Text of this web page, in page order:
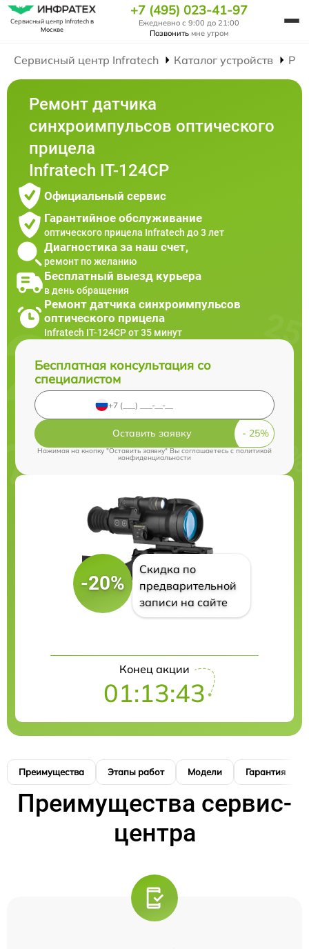
Сервисный центр Infratechв
Москве
+7 (495) 023-41-97
Ежедневно с 9:00 до 21:00
Позвонить мне утром
Сервисный центр Infratech Каталог устройств
Ремонт датчика
синхроимпульсов оптического
прицела
Infratech IT-124CP
Официальный сервис
Гарантийное обслуживание
оптического прицела Infratech до 3 лет
Диагностика за наш счет,
ремонт по желанию
Бесплатный выезд курьера
в день обращения
Ремонт датчика синхроимпульсов
оптического прицела
Infratech IT-124CP от 35 минут
Бесплатная консультация со
специалистом
Оставить заявку
Нажимая на кнопку "Оставить заявку" Вы соглашаетесь cполитикой
конфиденциальности
-20%
Скидка по
предварительной
записи на сайте
Конец акции
01:13:42
Преимущества Этапы работ Модели Гарантия
Преимущества сервис-
центра